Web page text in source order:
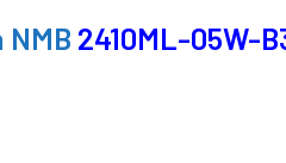
2410ML-05W-